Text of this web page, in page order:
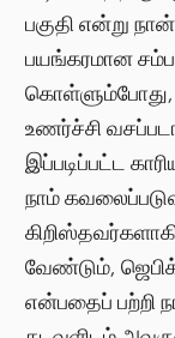
பகுதி என்று
பயங்கரமான
கொள்ளும்போது,
உணர்ச்சி
இப்படிப்பட்ட
நாம்
வேண்டும்,
என்பதைப் பற்றி